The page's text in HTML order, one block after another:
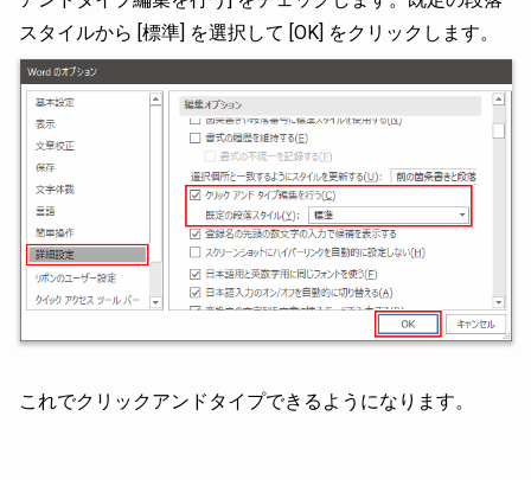
スタイルから [標準] を選択して [OK] をクリックします。
これでクリックアンドタイプできるようになります。